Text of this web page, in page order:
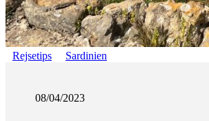
Rejsetips Sardinien
08/04/2023